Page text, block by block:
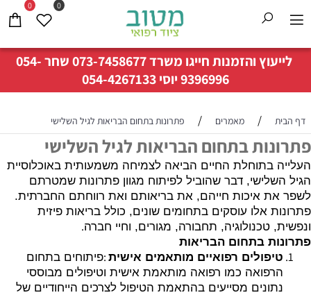
לייעוץ והזמנות חייגו משרד073-7458677שחר054-
9396996יוסי054-4267133
0 0
דף הבית / מאמרים / פתרונות בתחום הבריאות לגיל השלישי
פתרונות בתחום הבריאות לגיל השלישי
העלייה בתוחלת החיים הביאה לצמיחה משמעותית באוכלוסיית
הגיל השלישי, דבר שהוביל לפיתוח מגוון פתרונות שמטרתם
לשפר את איכות חייהם, את בריאותם ואת רווחתם החברתית.
פתרונות אלו עוסקים בתחומים שונים, כולל בריאות פיזית
ונפשית, טכנולוגיה, תחבורה, מגורים, וחיי חברה.
פתרונות בתחום הבריאות
טיפולים רפואיים מותאמים אישית :פיתוחים בתחום
הרפואה כמו רפואה מותאמת אישית וטיפולים מבוססי
נתונים מסייעים בהתאמת הטיפול לצרכים הייחודיים של